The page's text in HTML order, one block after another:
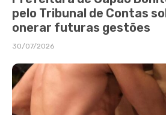
pelo Tribunal de Contas
onerar futuras gestões
30/07/2026